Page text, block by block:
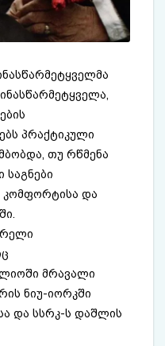
პრაქტიკული
თუ რწმენა
საგნები
კომფორტისა და
მრავალი
ნიუ-იორკში
და სსრკ-ს დაშლის